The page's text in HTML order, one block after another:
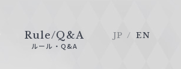
Rule/Q&A
ルール・Q&A
JP EN